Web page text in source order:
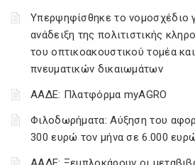
Υπερψηφίσθηκε το νομοσχέδιο
ανάδειξη της πολιτιστικής
του οπτικοακουστικού τομέα
πνευματικών δικαιωμάτων
ΑΑΔΕ: Πλατφόρμα myAGRO
Φιλοδωρήματα: Αύξηση του
300 ευρώ τον μήνα σε 6.000